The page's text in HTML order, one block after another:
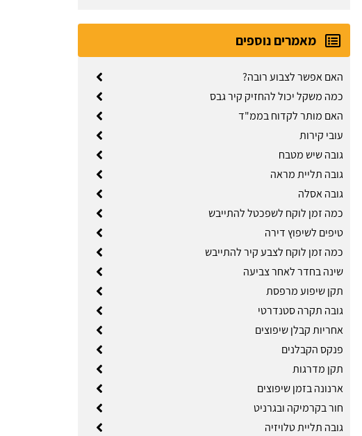
מאמרים נוספים
האם אפשר לצבוע רובה?
כמה משקל יכול להחזיק קיר גבס
האם מותר לקדוח בממ"ד
עובי קירות
גובה שיש מטבח
גובה תליית מראה
גובה אסלה
כמה זמן לוקח לשפכטל להתייבש
טיפים לשיפוץ דירה
כמה זמן לוקח לצבע קיר להתייבש
שינה בחדר לאחר צביעה
תקן שיפוע מרפסת
גובה תקרה סטנדרטי
אחריות קבלן שיפוצים
פנקס הקבלנים
תקן מדרגות
ארנונה בזמן שיפוצים
חור בקרמיקה ובגרניט
גובה תליית טלויזיה